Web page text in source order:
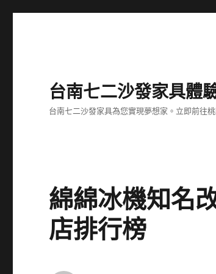
台南七二沙發家具體
台南七二沙發家具為您實現夢想家。立即前往
綿綿冰機知名
店排行榜